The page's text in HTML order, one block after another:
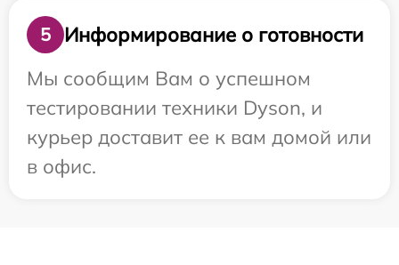
5
Информирование о готовности
Мы сообщим Вам о успешном
тестировании техники Dyson, и
курьер доставит ее к вам домой или
в офис.